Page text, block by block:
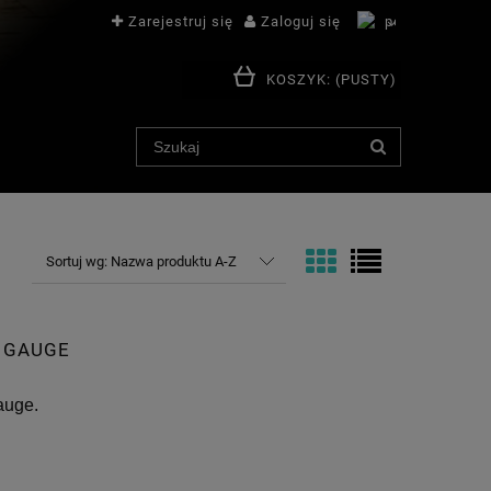
Zarejestruj się Zaloguj się
KOSZYK: (PUSTY)
Sortuj wg: Nazwa produktu A-Z